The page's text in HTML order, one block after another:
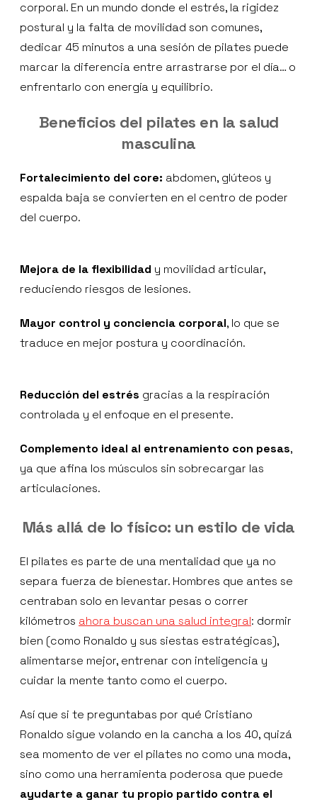
corporal. En un mundo donde el estrés, la rigidez
postural y la falta de movilidad son comunes,
dedicar 45 minutos a una sesión de pilates puede
marcar la diferencia entre arrastrarse por el día… o
enfrentarlo con energía y equilibrio.
Beneficios del pilates en la salud
masculina
Fortalecimiento del core: abdomen, glúteos y
espalda baja se convierten en el centro de poder
del cuerpo.
Mejora de la flexibilidad y movilidad articular,
reduciendo riesgos de lesiones.
Mayor control y conciencia corporal, lo que se
traduce en mejor postura y coordinación.
Reducción del estrés gracias a la respiración
controlada y el enfoque en el presente.
Complemento ideal al entrenamiento con pesas,
ya que afina los músculos sin sobrecargar las
articulaciones.
Más allá de lo físico: un estilo de vida
El pilates es parte de una mentalidad que ya no
separa fuerza de bienestar. Hombres que antes se
centraban solo en levantar pesas o correr
kilómetros ahora buscan una salud integral: dormir
bien (como Ronaldo y sus siestas estratégicas),
alimentarse mejor, entrenar con inteligencia y
cuidar la mente tanto como el cuerpo.
Así que si te preguntabas por qué Cristiano
Ronaldo sigue volando en la cancha a los 40, quizá
sea momento de ver el pilates no como una moda,
sino como una herramienta poderosa que puede
ayudarte a ganar tu propio partido contra el